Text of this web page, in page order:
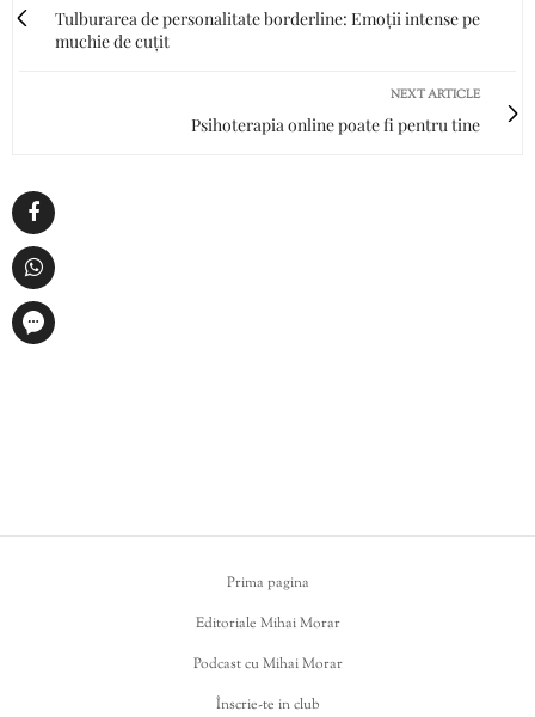
Tulburarea de personalitate borderline: Emoții intense pe
muchie de cuțit
NEXT ARTICLE
Psihoterapia online poate fi pentru tine
Prima pagina
Editoriale Mihai Morar
Podcast cu Mihai Morar
Înscrie-te in club